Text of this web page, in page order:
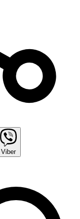
Viber